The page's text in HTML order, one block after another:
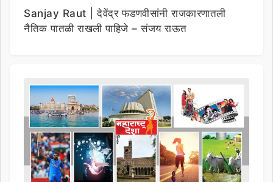
Sanjay Raut | देवेंद्र फडणवीसांनी राजकारणातली
नैतिक पातळी राखली पाहिजे – संजय राऊत